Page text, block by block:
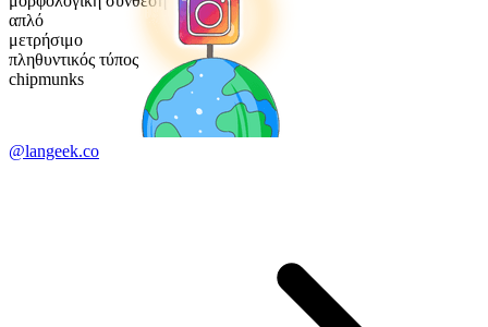
απλό
μετρήσιμο
πληθυντικός τύπος
chipmunks
@langeek.co